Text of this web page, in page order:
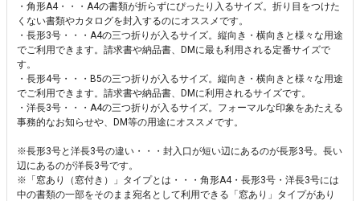
・角形A4・・・A4の書類が折らずにぴったり入るサイズ。折り目をつけた
くない書類やカタログを封入するのにオススメです。
・長形3号・・・A4の三つ折りが入るサイズ。縦向き・横向きと様々な用途
でご利用できます。請求書や納品書、DMに最も利用される定番サイズで
す。
・長形4号・・・B5の三つ折りが入るサイズ。縦向き・横向きと様々な用途
でご利用できます。請求書や納品書、DMに利用されるサイズです。
・洋長3号・・・A4の三つ折りが入るサイズ。フォーマルな印象をあたえる
事務的なお知らせや、DM等の用途にオススメです。
※長形3号と洋長3号の違い・・・封入口が短い辺にあるのが長形3号。長い
辺にあるのが洋長3号です。
※「窓あり（窓付き）」タイプとは・・・角形A4・長形3号・洋長3号には
中の書類の一部をそのまま宛名として利用できる「窓あり」タイプがあり